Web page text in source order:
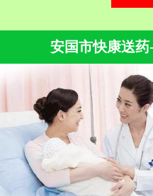
安国市快康送